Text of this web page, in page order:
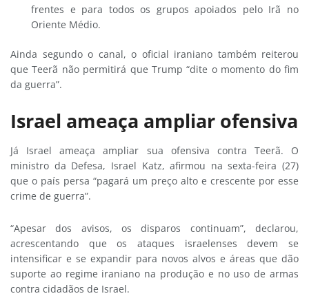
frentes e para todos os grupos apoiados pelo Irã no
Oriente Médio.
Ainda segundo o canal, o oficial iraniano também reiterou
que Teerã não permitirá que Trump “dite o momento do fim
da guerra”.
Israel ameaça ampliar ofensiva
Já Israel ameaça ampliar sua ofensiva contra Teerã. O
ministro da Defesa, Israel Katz, afirmou na sexta-feira (27)
que o país persa “pagará um preço alto e crescente por esse
crime de guerra”.
“Apesar dos avisos, os disparos continuam”, declarou,
acrescentando que os ataques israelenses devem se
intensificar e se expandir para novos alvos e áreas que dão
suporte ao regime iraniano na produção e no uso de armas
contra cidadãos de Israel.